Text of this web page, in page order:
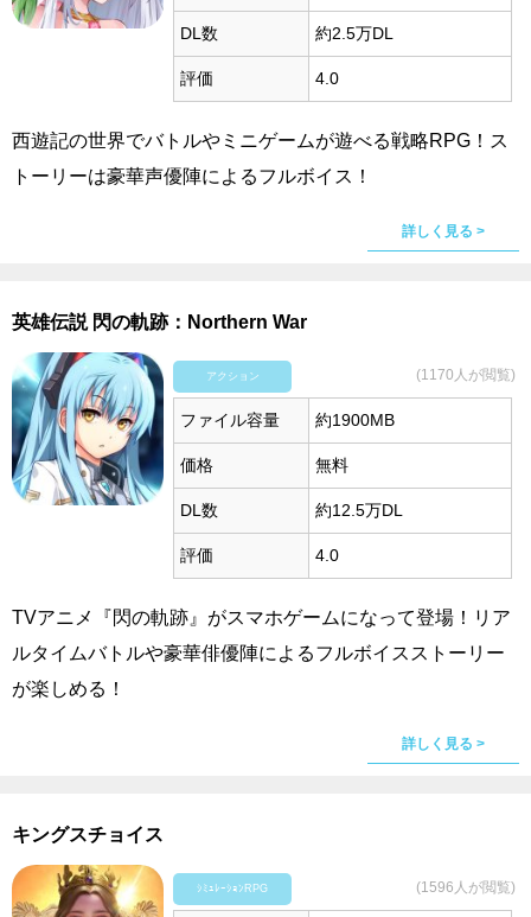
DL数 約2.5万DL
評価 4.0
西遊記の世界でバトルやミニゲームが遊べる戦略RPG！ス
トーリーは豪華声優陣によるフルボイス！
詳しく見る >
英雄伝説 閃の軌跡：Northern War
アクション (1170人が閲覧)
ファイル容量 約1900MB
価格 無料
DL数 約12.5万DL
評価 4.0
TVアニメ『閃の軌跡』がスマホゲームになって登場！リア
ルタイムバトルや豪華俳優陣によるフルボイスストーリー
が楽しめる！
詳しく見る >
キングスチョイス
ｼﾐｭﾚｰｼｮﾝRPG (1596人が閲覧)